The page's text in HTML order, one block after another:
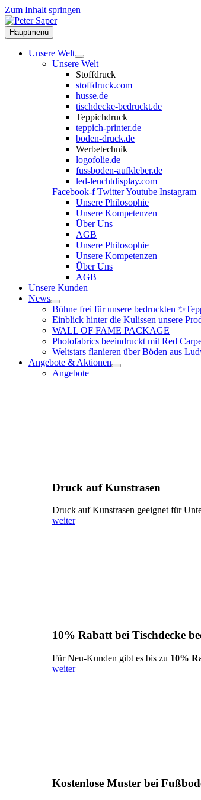
Zum Inhalt springen
Hauptmenü
Unsere Welt
Unsere Welt
Stoffdruck
stoffdruck.com
husse.de
tischdecke-bedruckt.de
Teppichdruck
teppich-printer.de
boden-druck.de
Werbetechnik
logofolie.de
fussboden-aufkleber.de
led-leuchtdisplay.com
Facebook-f TwitterYoutube Instagram
Unsere Philosophie
Unsere Kompetenzen
Über Uns
AGB
Unsere Philosophie
Unsere Kompetenzen
Über Uns
AGB
Unsere Kunden
News
Bühne frei für unsere bedruckten
Einblick hinter die Kulissen unsere
WALL OF FAME PACKAGE
Photofabrics beeindruckt mit Red
Weltstars flanieren über Böden aus
Angebote & Aktionen
Angebote
Druck auf Kunstrasen
Druck auf Kunstrasen geeignet für
weiter
10% Rabatt bei Tischdecke
Für Neu-Kunden gibt es bis zu 10%
weiter
Kostenlose Muster bei